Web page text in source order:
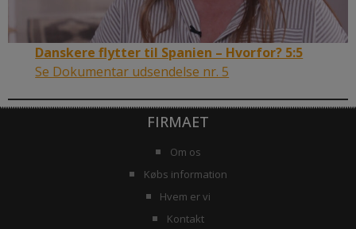
Danskere flytter til Spanien – Hvorfor? 5:5
Se Dokumentar udsendelse nr. 5
FIRMAET
Om os
Købs information
Hvem er vi
Kontakt